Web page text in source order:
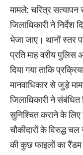
मामले: ​चरित्र
जिलाधिकारी ने निर्देश
भेजा जाए। ​थानों स्तर
प्रति माह वरीय पुलिस
दिया गया ताकि
​मानवाधिकार से जुड़े
जिलाधिकारी ने
सुनिश्चित कराने के लिए
चौकीदारों के विरुद्ध
की कुछ फाइलों का